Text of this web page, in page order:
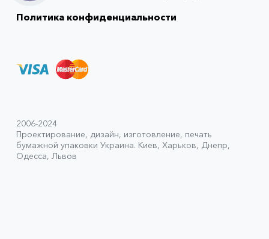
Политика конфиденциальности
2006-2024
Проектирование, дизайн, изготовление, печать
бумажной упаковки Украина. Киев, Харьков, Днепр,
Одесса, Львов